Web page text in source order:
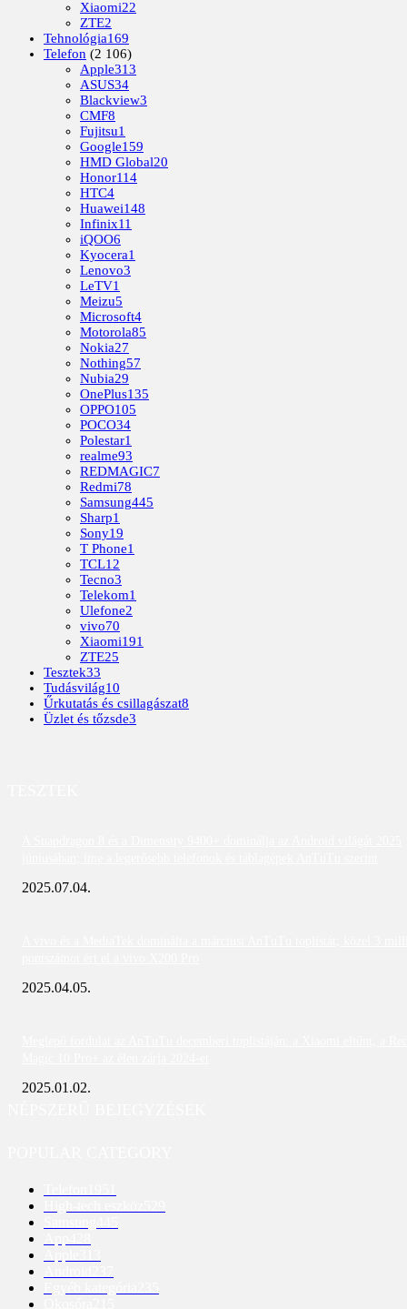
Xiaomi22
ZTE2
Tehnológia169
Telefon (2 106)
Apple313
ASUS34
Blackview3
CMF8
Fujitsu1
Google159
HMD Global20
Honor114
HTC4
Huawei148
Infinix11
iQOO6
Kyocera1
Lenovo3
LeTV1
Meizu5
Microsoft4
Motorola85
Nokia27
Nothing57
Nubia29
OnePlus135
OPPO105
POCO34
Polestar1
realme93
REDMAGIC7
Redmi78
Samsung445
Sharp1
Sony19
T Phone1
TCL12
Tecno3
Telekom1
Ulefone2
vivo70
Xiaomi191
ZTE25
Tesztek33
Tudásvilág10
Űrkutatás és csillagászat8
Üzlet és tőzsde3
2025.07.04.
2025.04.05.
2025.01.02.